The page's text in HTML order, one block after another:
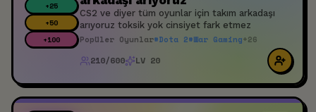
+25
+50
+100
CS2 ve diyer tüm oyunlar için takım arkadaşı
arıyoruz toksik yok cinsiyet fark etmez
Popüler Oyunlar#Dota 2#War Gaming+26
210/600 LV 20